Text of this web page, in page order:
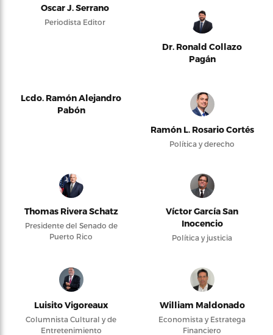
Oscar J. Serrano
Periodista Editor
Dr. Ronald Collazo
Pagán
Lcdo. Ramón Alejandro
Pabón
Ramón L. Rosario Cortés
Política y derecho
Thomas Rivera Schatz
Presidente del Senado de
Puerto Rico
Víctor García San
Inocencio
Política y justicia
Luisito Vigoreaux
Columnista Cultural y de
Entretenimiento
William Maldonado
Economista y Estratega
Financiero